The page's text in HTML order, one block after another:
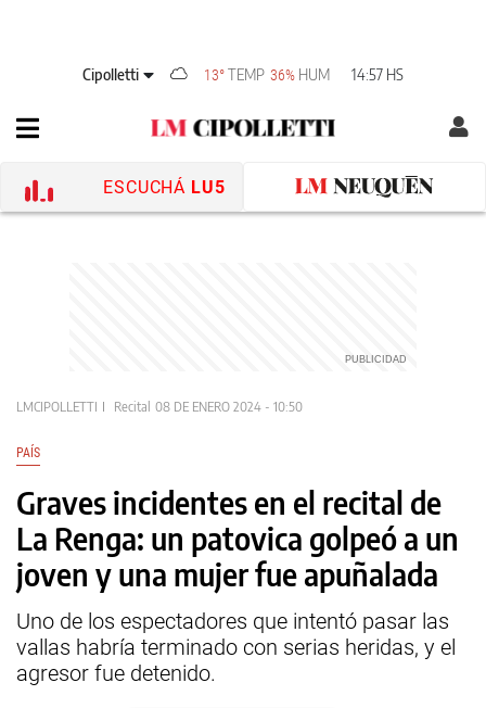
Cipolletti 13°TEMP 36% HUM 14:57 HS
ESCUCHÁ LU5
LMCIPOLLETTI Recital 08 DE ENERO 2024 - 10:50
PAÍS
Graves incidentes en el recital de
La Renga: un patovica golpeó a un
joven y una mujer fue apuñalada
Uno de los espectadores que intentó pasar las
vallas habría terminado con serias heridas, y el
agresor fue detenido.